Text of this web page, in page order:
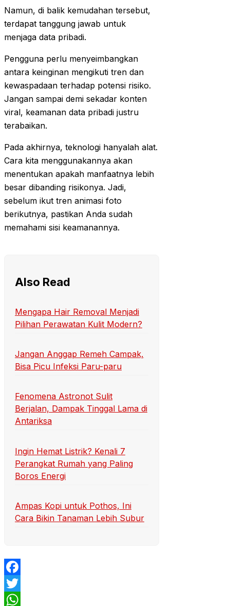
Namun, di balik kemudahan tersebut,
terdapat tanggung jawab untuk
menjaga data pribadi.
Pengguna perlu menyeimbangkan
antara keinginan mengikuti tren dan
kewaspadaan terhadap potensi risiko.
Jangan sampai demi sekadar konten
viral, keamanan data pribadi justru
terabaikan.
Pada akhirnya, teknologi hanyalah alat.
Cara kita menggunakannya akan
menentukan apakah manfaatnya lebih
besar dibanding risikonya. Jadi,
sebelum ikut tren animasi foto
berikutnya, pastikan Anda sudah
memahami sisi keamanannya.
Also Read
Mengapa Hair Removal Menjadi
Pilihan Perawatan Kulit Modern?
Jangan Anggap Remeh Campak,
Bisa Picu Infeksi Paru-paru
Fenomena Astronot Sulit
Berjalan, Dampak Tinggal Lama di
Antariksa
Ingin Hemat Listrik? Kenali 7
Perangkat Rumah yang Paling
Boros Energi
Ampas Kopi untuk Pothos, Ini
Cara Bikin Tanaman Lebih Subur
Facebook
Twitter